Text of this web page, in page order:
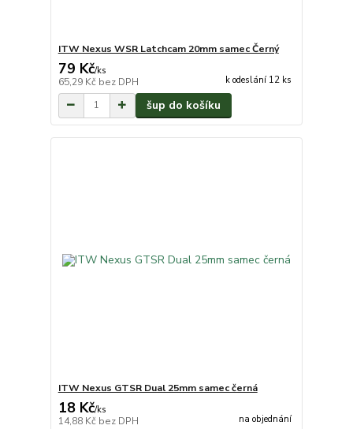
ITW Nexus WSR Latchcam 20mm samec Černý
79 Kč/ks
65,29 Kč bez DPH k odeslání 12 ks
šup do košíku
ITW Nexus GTSR Dual 25mm samec černá
18 Kč/ks
14,88 Kč bez DPH na objednání